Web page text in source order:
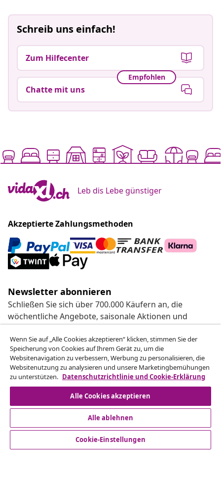
Schreib uns einfach!
Zum Hilfecenter
Empfohlen
Chatte mit uns
Leb dis Lebe günstiger
Akzeptierte Zahlungsmethoden
Newsletter abonnieren
Schließen Sie sich über 700.000 Käufern an, die
wöchentliche Angebote, saisonale Aktionen und
Neuheiten von vidaXL erhalten.
Unsere Social-Media-Accounts
Kundenservice
Wenn Sie auf „Alle Cookies akzeptieren“ klicken, stimmen Sie der
Speicherung von Cookies auf Ihrem Gerät zu, um die
Websitenavigation zu verbessern, Werbung zu personalisieren, die
Websitenutzung zu analysieren und unsere Marketingbemühungen
zu unterstützen. Datenschutzrichtlinie und Cookie-Erklärung
Alle Cookies akzeptieren
Alle ablehnen
Cookie-Einstellungen